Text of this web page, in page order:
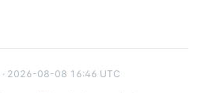
· 2026-08-08 16:46 UTC